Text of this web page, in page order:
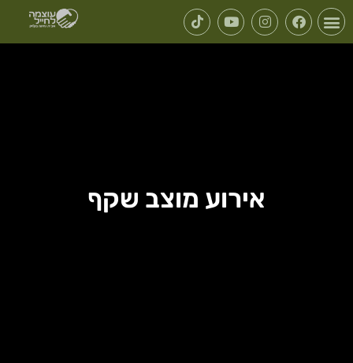
אירוע מוצב שקף